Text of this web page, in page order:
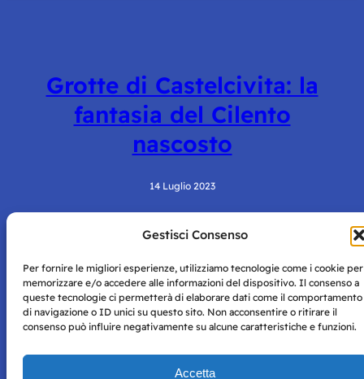
Gestisci Consenso
Per fornire le migliori esperienze, utilizziamo tecnologie come i cookie per
memorizzare e/o accedere alle informazioni del dispositivo. Il consenso a
queste tecnologie ci permetterà di elaborare dati come il comportamento
di navigazione o ID unici su questo sito. Non acconsentire o ritirare il
consenso può influire negativamente su alcune caratteristiche e funzioni.
Accetta
Grotte di Castelcivita: la
fantasia del Cilento
nascosto
14 Luglio 2023
Napoli con autorizzazione numero 38 del 25/9/2019.
Tutte le immagini e i contenuti su questo sito sono forniti